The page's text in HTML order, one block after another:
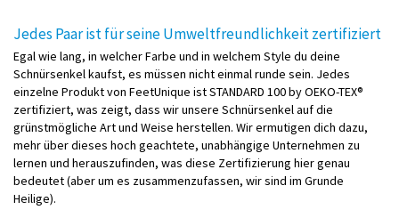
Jedes Paar ist für seine Umweltfreundlichkeit zertifiziert
Egal wie lang, in welcher Farbe und in welchem Style du deine
Schnürsenkel kaufst, es müssen nicht einmal runde sein. Jedes
einzelne Produkt von FeetUnique ist STANDARD 100 by OEKO-TEX®
zertifiziert, was zeigt, dass wir unsere Schnürsenkel auf die
grünstmögliche Art und Weise herstellen. Wir ermutigen dich dazu,
mehr über dieses hoch geachtete, unabhängige Unternehmen zu
lernen und herauszufinden, was diese Zertifizierung hier genau
bedeutet (aber um es zusammenzufassen, wir sind im Grunde
Heilige).